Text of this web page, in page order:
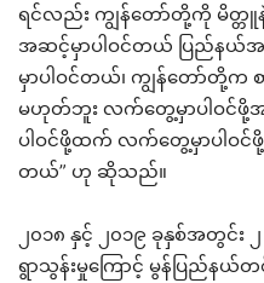
ရင်လည်း ကျွန်တော်တို့ကို မိတ္
အဆင့်မှာပါဝင်တယ် ပြည်နယ်
မှာပါဝင်တယ်၊ ကျွန်တော်တို့က စ
မဟုတ်ဘူး လက်တွေ့မှာပါဝင်ဖို့အ
ပါဝင်ဖို့ထက် လက်တွေ့မှာပါဝင်ဖို့
တယ်” ဟု ဆိုသည်။
၂၀၁၈ နှင့် ၂၀၁၉ ခုနှစ်အတွင်
ရွာသွန်းမှုကြောင့် မွန်ပြည်နယ်တ